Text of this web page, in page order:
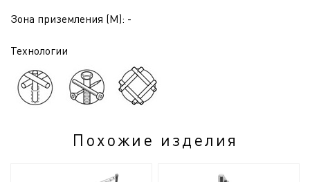
Зона приземления (М): -
Технологии
Похожие изделия